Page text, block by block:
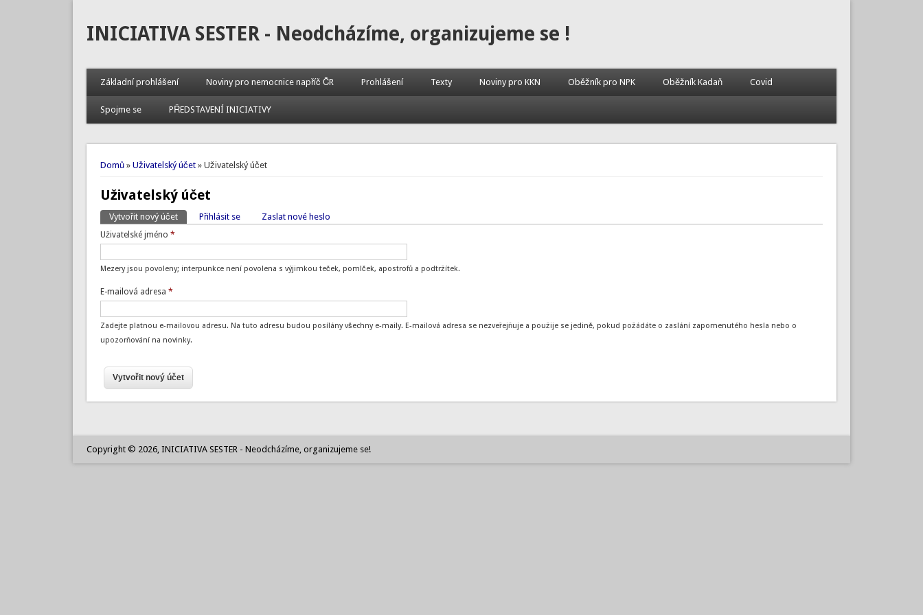
INICIATIVA SESTER - Neodcházíme, organizujeme se !
Základní prohlášení Noviny pro nemocnice napříč ČR Prohlášení Texty Noviny pro KKN Oběžník pro NPK Oběžník Kadaň Covid
Spojme se PŘEDSTAVENÍ INICIATIVY
Jste zde
Domů» Uživatelský účet» Uživatelský účet
Uživatelský účet
Hlavní záložky
Vytvořit nový účet(aktivní záložka)
Přihlásit se Zaslat nové heslo
Uživatelské jméno *
Mezery jsou povoleny; interpunkce není povolena s výjimkou teček, pomlček, apostrofů a podtržítek.
E-mailová adresa *
Zadejte platnou e-mailovou adresu. Na tuto adresu budou posílány všechny e-maily. E-mailová adresa se nezveřejňuje a použije se jedině, pokud požádáte o zaslání zapomenutého hesla nebo o
upozorňování na novinky.
Copyright © 2026, INICIATIVA SESTER - Neodcházíme, organizujeme se!